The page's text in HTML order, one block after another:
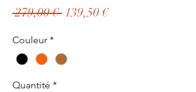
279,00 € Prix
139,50 €Prix
Couleur *
Quantité *